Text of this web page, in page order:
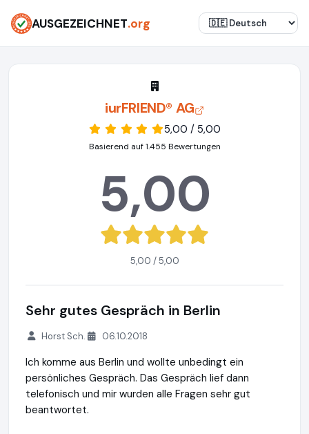
AUSGEZEICHNET.org
iurFRIEND® AG
5,00 / 5,00
Basierend auf 1.455 Bewertungen
5,00
5,00 / 5,00
Sehr gutes Gespräch in Berlin
Horst Sch. 06.10.2018
Ich komme aus Berlin und wollte unbedingt ein
persönliches Gespräch. Das Gespräch lief dann
telefonisch und mir wurden alle Fragen sehr gut
beantwortet.